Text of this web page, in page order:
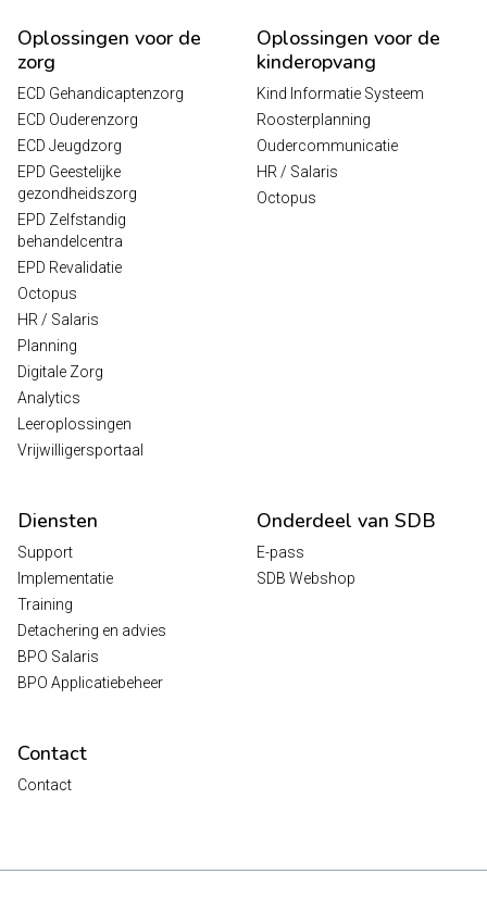
Oplossingen voor de
zorg
ECD Gehandicaptenzorg
ECD Ouderenzorg
ECD Jeugdzorg
EPD Geestelijke
gezondheidszorg
EPD Zelfstandig
behandelcentra
EPD Revalidatie
Octopus
HR / Salaris
Planning
Digitale Zorg
Analytics
Leeroplossingen
Vrijwilligersportaal
Oplossingen voor de
kinderopvang
Kind Informatie Systeem
Roosterplanning
Oudercommunicatie
HR / Salaris
Octopus
Diensten
Support
Implementatie
Training
Detachering en advies
BPO Salaris
BPO Applicatiebeheer
Onderdeel van SDB
E-pass
SDB Webshop
Contact
Contact